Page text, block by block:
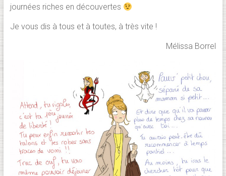
journées riches en découvertes
Je vous dis à tous et à toutes, à très vite !
Mélissa Borrel